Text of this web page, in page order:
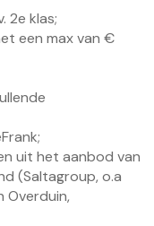
2e klas;
een max van €
uit het aanbod van
(Saltagroup, o.a
Overduin,